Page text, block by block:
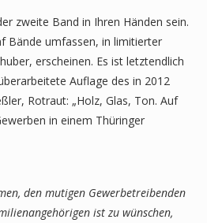
zweite Band in Ihren Händen sein.
Bände umfassen, in limitierter
erscheinen. Es ist letztendlich
Auflage des in 2012
Rotraut: „Holz, Glas, Ton. Auf
in einem Thüringer
den mutigen Gewerbetreibenden
ist zu wünschen,